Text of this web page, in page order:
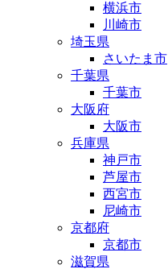
横浜市
川崎市
埼玉県
さいたま市
千葉県
千葉市
大阪府
大阪市
兵庫県
神戸市
芦屋市
西宮市
尼崎市
京都府
京都市
滋賀県